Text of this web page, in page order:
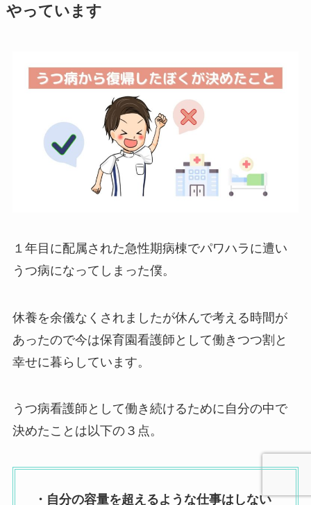
やっています
１年目に配属された急性期病棟でパワハラに遭い
うつ病になってしまった僕。
休養を余儀なくされましたが休んで考える時間が
あったので今は保育園看護師として働きつつ割と
幸せに暮らしています。
うつ病看護師として働き続けるために自分の中で
決めたことは以下の３点。
・自分の容量を超えるような仕事はしない